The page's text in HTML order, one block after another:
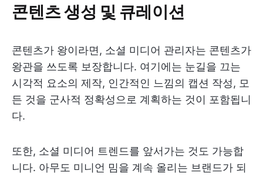
콘텐츠 생성 및 큐레이션
콘텐츠가 왕이라면, 소셜 미디어 관리자는 콘텐츠가
왕관을 쓰도록 보장합니다. 여기에는 눈길을 끄는
시각적 요소의 제작, 인간적인 느낌의 캡션 작성, 모
든 것을 군사적 정확성으로 계획하는 것이 포함됩니
다.
또한, 소셜 미디어 트렌드를 앞서가는 것도 가능합
니다. 아무도 미니언 밈을 계속 올리는 브랜드가 되